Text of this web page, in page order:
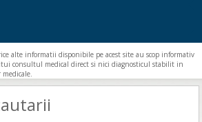
alte informatii disponibile pe acest site au scop informativ
consultul medical direct si nici diagnosticul stabilit in